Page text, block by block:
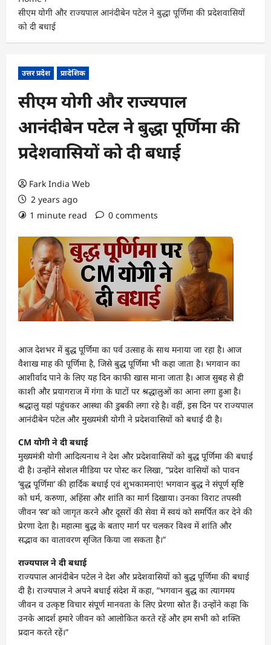
सीएम योगी और राज्यपाल आनंदीबेन पटेल ने बुद्धा पूर्णिमा की प्रदेशवासियों
को दी बधाई
उत्तर प्रदेश प्रादेशिक
सीएम योगी और राज्यपाल
आनंदीबेन पटेल ने बुद्धा पूर्णिमा की
प्रदेशवासियों को दी बधाई
Fark India Web
2 years ago
1 minute read
0 comments
आज देशभर में बुद्ध पूर्णिमा का पर्व उत्साह के साथ मनाया जा रहा है। आज
वैशाख माह की पूर्णिमा है, जिसे बुद्ध पूर्णिमा भी कहा जाता है। भगवान का
आशीर्वाद पाने के लिए यह दिन काफी खास माना जाता है। आज सुबह से ही
काशी और प्रयागराज में गंगा के घाटों पर श्रद्धालुओं का आना लगा हुआ है।
श्रद्धालु यहां पहुंचकर आस्था की डुबकी लगा रहे है। वहीं, इस दिन पर राज्यपाल
आनंदीबेन पटेल और मुख्यमंत्री योगी ने प्रदेशवासियों को बधाई दी है।
CM योगी ने दी बधाई
मुख्यमंत्री योगी आदित्यनाथ ने देश और प्रदेशवासियों को बुद्ध पूर्णिमा की बधाई
दी है। उन्होंने सोशल मीडिया पर पोस्ट कर लिखा, ”प्रदेश वासियों को पावन
‘बुद्ध पूर्णिमा’ की हार्दिक बधाई एवं शुभकामनाएं! भगवान बुद्ध ने संपूर्ण सृष्टि
को धर्म, करुणा, अहिंसा और शांति का मार्ग दिखाया। उनका विराट तपस्वी
जीवन ‘स्व’ को जागृत करने और दूसरों की सेवा में स्वयं को समर्पित कर देने की
प्रेरणा देता है। महात्मा बुद्ध के बताए मार्ग पर चलकर विश्व में शांति और
सद्भाव का वातावरण सृजित किया जा सकता है।”
राज्यपाल ने दी बधाई
राज्यपाल आनंदीबेन पटेल ने देश और प्रदेशवासियों को बुद्ध पूर्णिमा की बधाई
दी है। राज्यपाल ने अपने बधाई संदेश में कहा, ”भगवान बुद्ध का त्यागमय
जीवन व उत्कृष्ट विचार संपूर्ण मानवता के लिए प्रेरणा स्रोत हैं। उन्होंने कहा कि
उनके आदर्श हमारे जीवन को आलोकित करते रहें और हम सभी को शक्ति
प्रदान करते रहें।”